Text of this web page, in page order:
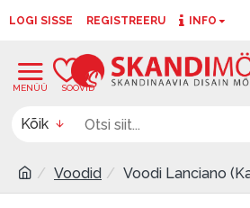
LOGI SISSE REGISTREERU INFO
Kõik
Voodid Voodi Lanciano